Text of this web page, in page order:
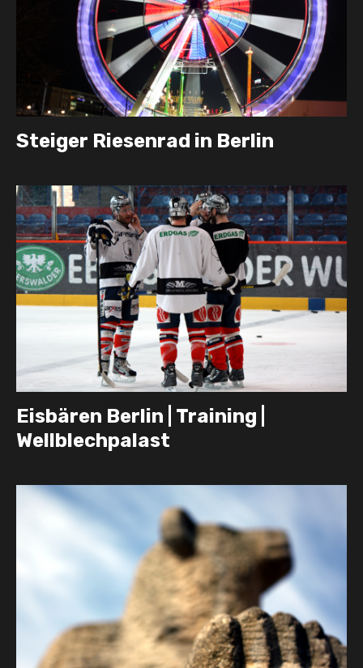
Steiger Riesenrad in Berlin
Eisbären Berlin | Training |
Wellblechpalast